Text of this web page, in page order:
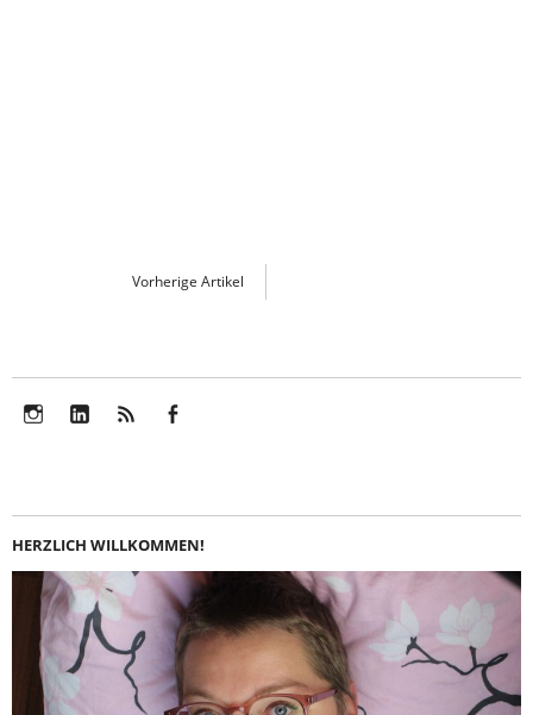
Vorherige Artikel
HERZLICH WILLKOMMEN!